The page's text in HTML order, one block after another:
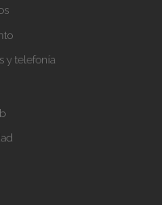
y telefonía